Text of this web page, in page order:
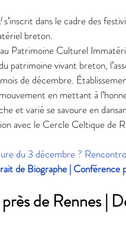
s’inscrit dans le cadre des
breton.
Patrimoine Culturel
patrimoine vivant breton,
de décembre.
en mettant à
et varié se savoure en
avec le Cercle Celtique de
du 3 décembre ?
de Biographe | Conférence
de Rennes |